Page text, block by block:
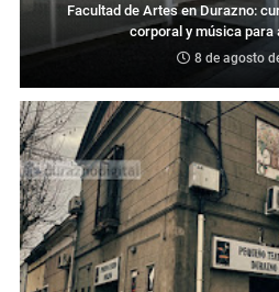
Facultad de Artes en Durazno:
corporal y música para
8 de agosto